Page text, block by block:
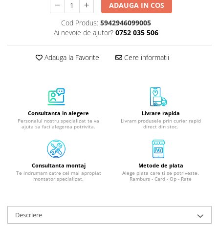
ADAUGA IN COS
Cod Produs: 5942946099005
Ai nevoie de ajutor? 0752 035 506
Adauga la Favorite Cere informatii
Consultanta in alegere
Personalul nostru specializat te va
ajuta sa faci alegerea potrivita.
Livrare rapida
Livram produsele prin curier rapid
direct din stoc.
Consultanta montaj
Te indrumam catre cel mai apropiat
montator specializat.
Metode de plata
Alege plata care ti se potriveste.
Ramburs - Card - Op - Rate
Descriere